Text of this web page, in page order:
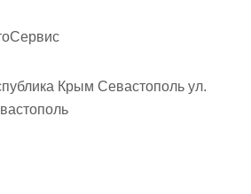
Крым Севастополь ул.